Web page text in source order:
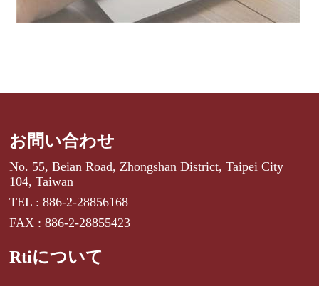
お問い合わせ
No. 55, Beian Road, Zhongshan District, Taipei City
104, Taiwan
TEL : 886-2-28856168
FAX : 886-2-28855423
Rtiについて